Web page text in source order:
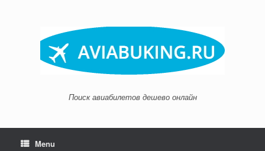
Поиск авиабилетов дешево онлайн
Menu